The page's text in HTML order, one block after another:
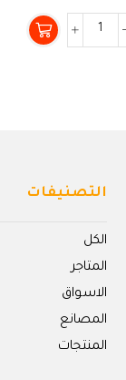
من
5
التصنيفات
الكل
المتاجر
الاسواق
المصانع
المنتجات